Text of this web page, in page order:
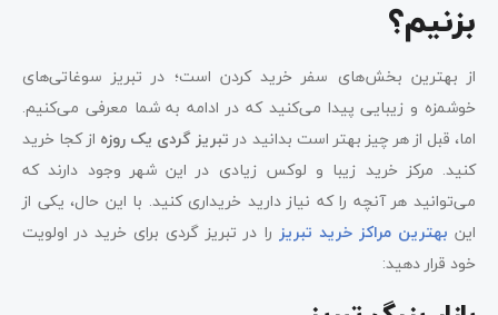
بزنیم؟
از بهترین بخش‌های سفر خرید کردن است؛ در تبریز سوغاتی‌های
خوشمزه و زیبایی پیدا می‌کنید که در ادامه به شما معرفی می‌کنیم.
اما، قبل از هر چیز بهتر است بدانید درتبریز گردی یک روزه از کجا خرید
کنید. مرکز خرید زیبا و لوکس زیادی در این شهر وجود دارند که
می‌توانید هر آنچه را که نیاز دارید خریداری کنید. با این حال، یکی از
این بهترین مراکز خرید تبریز را در تبریز گردی برای خرید در اولویت
خود قرار دهید: